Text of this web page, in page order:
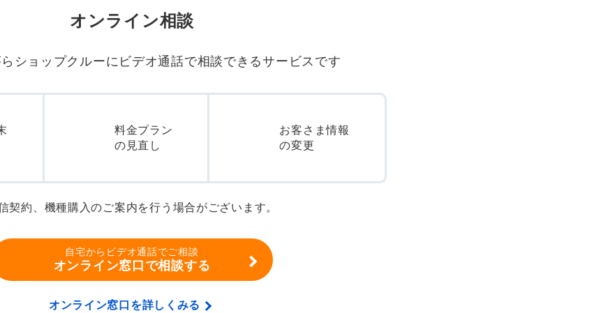
オンライン相談
ショップクルーにビデオ通話で相談できるサービスです
料金プラン
の見直し
お客さま情報
の変更
契約、機種購入のご案内を行う場合がございます。
自宅からビデオ通話でご相談
オンライン窓口で相談する
オンライン窓口を詳しくみる